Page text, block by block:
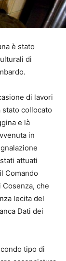
è stato
di
di lavori
collocato
e là
in
attuati
Comando
che
lecita del
Dati dei
tipo di